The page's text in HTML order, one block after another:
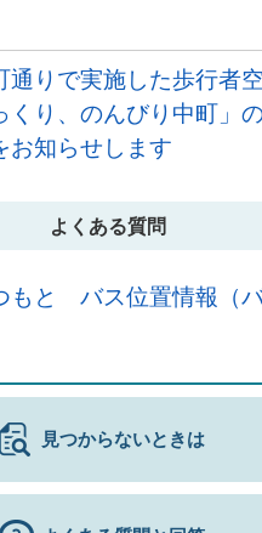
通りで実施した歩行者
くり、のんびり中町」
お知らせします
よくある質問
もと バス位置情報（
見つからないときは